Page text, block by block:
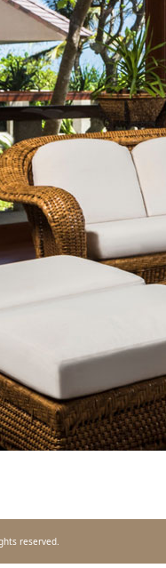
reserved.